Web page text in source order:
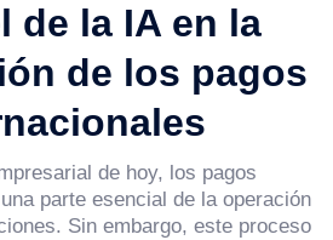
de la IA en la
de los pagos
de hoy, los pagos
parte esencial de la operación
Sin embargo, este proceso